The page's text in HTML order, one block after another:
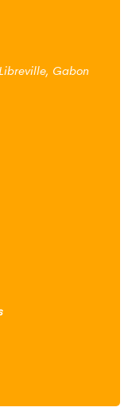
Gabon